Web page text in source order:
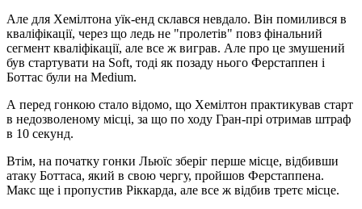
Але для Хемілтона уїк-енд склався невдало. Він помилився в
кваліфікації, через що ледь не "пролетів" повз фінальний
сегмент кваліфікації, але все ж виграв. Але про це змушений
був стартувати на Soft, тоді як позаду нього Ферстаппен і
Боттас були на Medium.
А перед гонкою стало відомо, що Хемілтон практикував старт
в недозволеному місці, за що по ходу Гран-прі отримав штраф
в 10 секунд.
Втім, на початку гонки Льюїс зберіг перше місце, відбивши
атаку Боттаса, який в свою чергу, пройшов Ферстаппена.
Макс ще і пропустив Ріккарда, але все ж відбив третє місце.